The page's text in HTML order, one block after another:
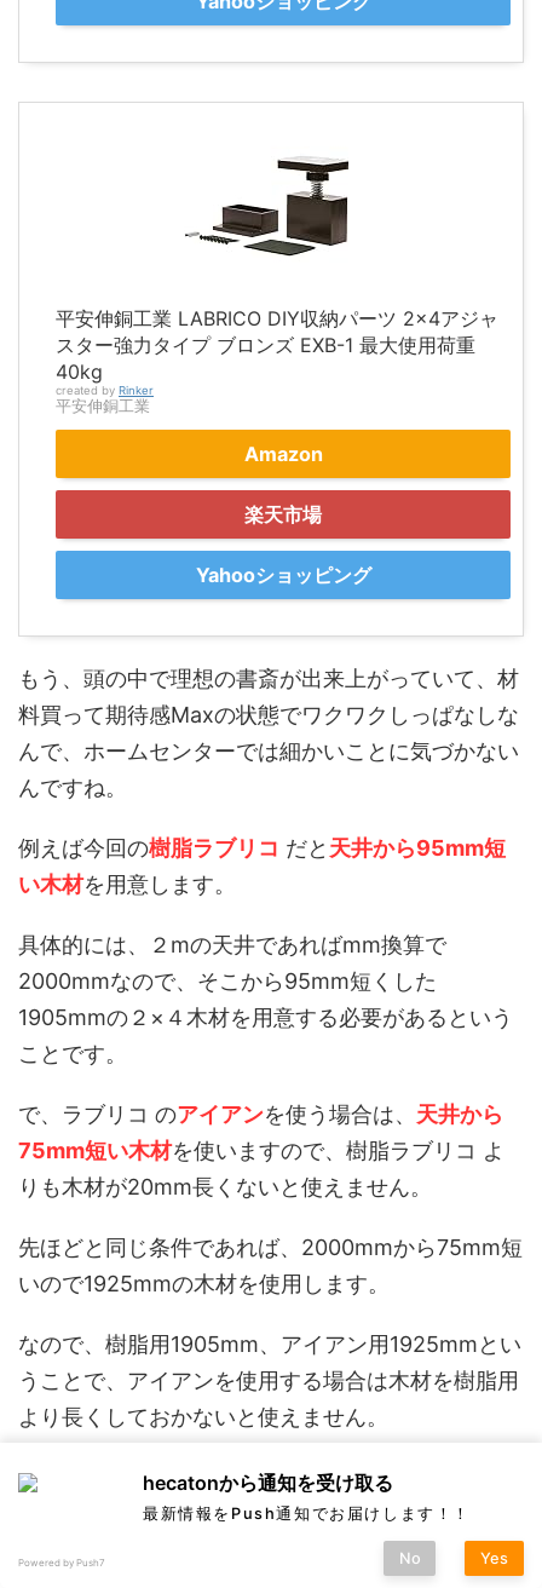
平安伸銅工業 LABRICO DIY収納パーツ 2×4アジャ
スター強力タイプ ブロンズ EXB-1 最大使用荷重
40kg
created by Rinker
平安伸銅工業
Amazon
楽天市場
Yahooショッピング
もう、頭の中で理想の書斎が出来上がっていて、材
料買って期待感Maxの状態でワクワクしっぱなしな
んで、ホームセンターでは細かいことに気づかない
んですね。
例えば今回の樹脂ラブリコ だと 天井から95mm短
い木材を用意します。
具体的には、２mの天井であればmm換算で
2000mmなので、そこから95mm短くした
1905mmの２×４木材を用意する必要があるという
ことです。
で、ラブリコ のアイアンを使う場合は、 天井から
75mm短い木材を使いますので、樹脂ラブリコ よ
りも木材が20mm長くないと使えません。
先ほどと同じ条件であれば、2000mmから75mm短
いので1925mmの木材を使用します。
なので、樹脂用1905mm、アイアン用1925mmとい
うことで、アイアンを使用する場合は木材を樹脂用
より長くしておかないと使えません。
これはヘアサロンにいってベリーショートにしてく
ださいとCutした後に、やっぱりかっこいいからツ
ーブロックにしてください！！、と言ってんのと一
hecatonから通知を受け取る
最新情報をPush通知でお届けします！！
Powered by Push7 No Yes